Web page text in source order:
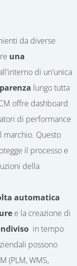
da diverse
una
di un'unica
lungo tutta
offre dashboard
di performance
Questo
il processo e
della
automatica
e la creazione di
in tempo
possono
(PLM, WMS,